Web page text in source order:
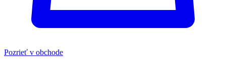
Pozrieť v obchode